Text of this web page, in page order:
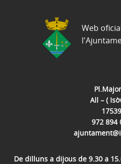
All – (
17539
972 894
De dilluns a dijous de 9.30 a
Web